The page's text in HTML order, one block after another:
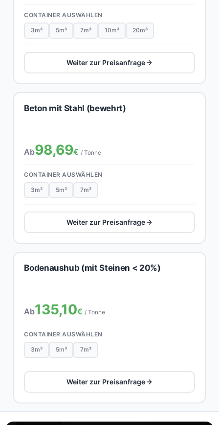
CONTAINER AUSWÄHLEN
3m³ 5m³ 7m³ 10m³ 20m³
Weiter zur Preisanfrage
Beton mit Stahl (bewehrt)
Ab98,69€ / Tonne
CONTAINER AUSWÄHLEN
3m³ 5m³ 7m³
Weiter zur Preisanfrage
Bodenaushub (mit Steinen < 20%)
Ab135,10€ / Tonne
CONTAINER AUSWÄHLEN
3m³ 5m³ 7m³
Weiter zur Preisanfrage